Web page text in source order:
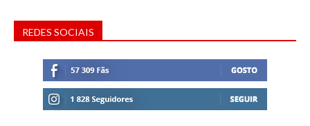
REDES SOCIAIS